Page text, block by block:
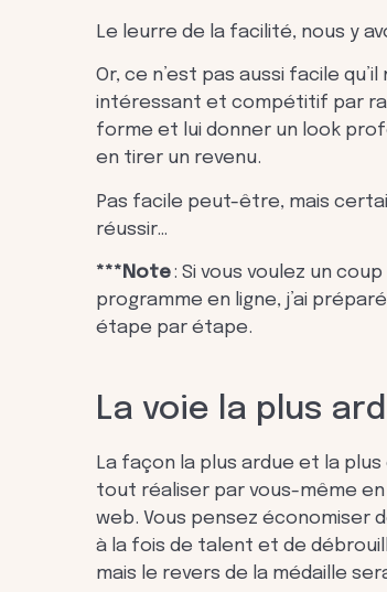
Le leurre de la facilité, nous y
Or, ce n’est pas aussi facile
intéressant et compétitif par
forme et lui donner un look
en tirer un revenu.
Pas facile peut-être, mais
réussir…
***Note: Si vous voulez un
programme en ligne, j’ai
étape par étape.
La voie la plus
La façon la plus ardue et la
tout réaliser par vous-même
web. Vous pensez économiser
à la fois de talent et de
mais le revers de la médaille